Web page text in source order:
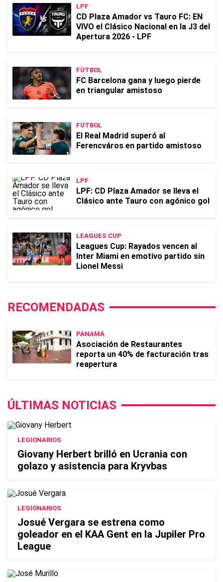
LPF
CD Plaza Amador vs Tauro FC: EN
VIVO el Clásico Nacional en la J3 del
Apertura 2026 - LPF
FÚTBOL
FC Barcelona gana y luego pierde
en triangular amistoso
FÚTBOL
El Real Madrid superó al
Ferencváros en partido amistoso
LPF
LPF: CD Plaza Amador se lleva el
Clásico ante Tauro con agónico gol
LEAGUES CUP
Leagues Cup: Rayados vencen al
Inter Miami en emotivo partido sin
Lionel Messi
RECOMENDADAS
PANAMÁ
Asociación de Restaurantes
reporta un 40% de facturación tras
reapertura
ÚLTIMAS NOTICIAS
LEGIONARIOS
Giovany Herbert brilló en Ucrania con
golazo y asistencia para Kryvbas
LEGIONARIOS
Josué Vergara se estrena como
goleador en el KAA Gent en la Jupiler Pro
League